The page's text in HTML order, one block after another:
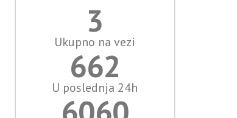
3
Ukupno na vezi
764
U poslednja 24h